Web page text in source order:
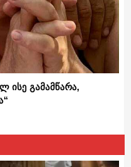
ისე გამამწარა,